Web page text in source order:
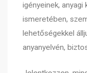
igényeinek, anyagi
ismeretében,
lehetőségekkel
anyanyelvén,